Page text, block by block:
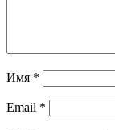
Имя *
Email *